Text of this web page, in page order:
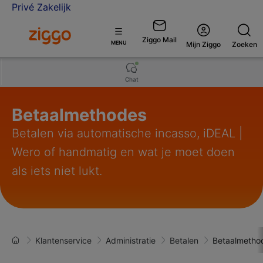
Privé Zakelijk
Ga naar de Ziggo Zakelijk homepage
MENU Ziggo Mail Open
Mijn Ziggo
Zoeken
Betaalmethodes
Betalen via automatische incasso, iDEAL |
Wero of handmatig en wat je moet doen
als iets niet lukt.
Klantenservice Administratie Betalen
Chat